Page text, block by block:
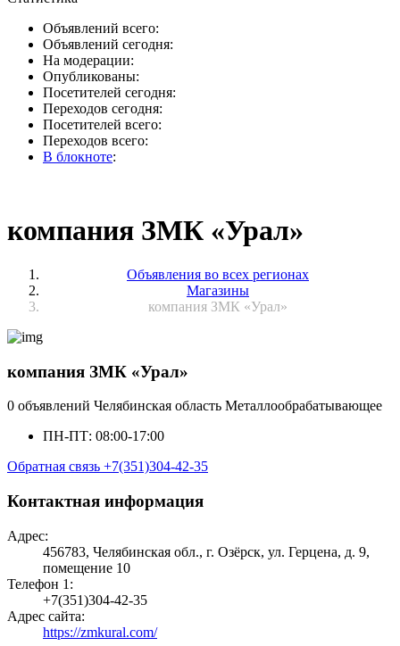
Объявлений всего:
Объявлений сегодня:
На модерации:
Опубликованы:
Посетителей сегодня:
Переходов сегодня:
Посетителей всего:
Переходов всего:
В блокноте:
компания ЗМК «Урал»
Объявления во всех регионах
Магазины
компания ЗМК «Урал»
компания ЗМК «Урал»
0 объявлений Челябинская область Металлообрабатывающее
ПН-ПТ: 08:00-17:00
Обратная связь +7(351)304-42-35
Контактная информация
Адрес:
456783, Челябинская обл., г. Озёрск, ул. Герцена, д. 9,
помещение 10
Телефон 1:
+7(351)304-42-35
Адрес сайта:
https://zmkural.com/